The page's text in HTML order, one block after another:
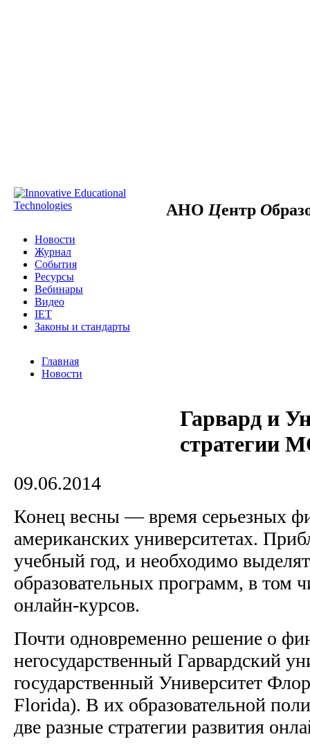
АНО Центр О
Новости
Журнал
События
Ресурсы
Вебинары
Видео
IET
Законы и стандарты
Главная
Новости
Гарвард и
стратегии
09.06.2014
Конец весны — время серьезных
американских университетах.
учебный год, и необходимо
образовательных программ, в том
онлайн-курсов.
Почти одновременно решение о
негосударственный Гарвардский
государственный Университет
Florida). В их образовательной
две разные стратегии развития